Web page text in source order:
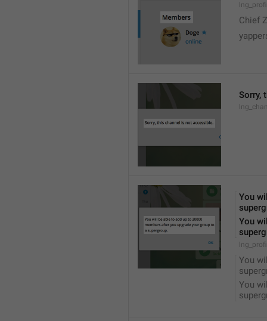
Chief
Sorry,
You
You
You
You